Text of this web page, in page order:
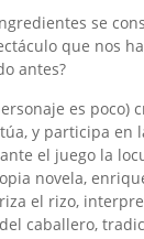
se
que nos
antes?
es poco)
y participa en
el juego la
novela,
riza el rizo,
caballero,